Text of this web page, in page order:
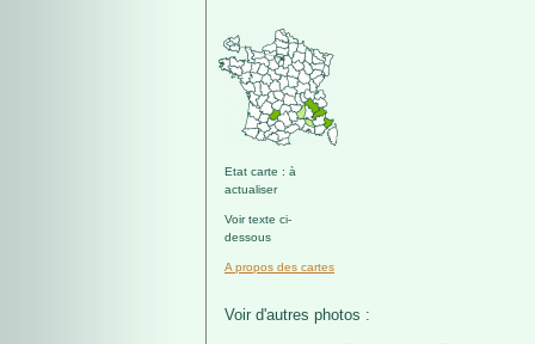
Etat carte : à
actualiser
Voir texte ci-
dessous
A propos des cartes
Voir d'autres photos :